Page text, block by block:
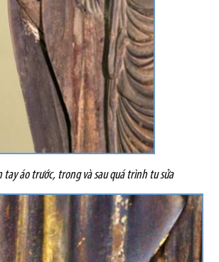
tay áo trước, trong và sau quá trình tu sửa